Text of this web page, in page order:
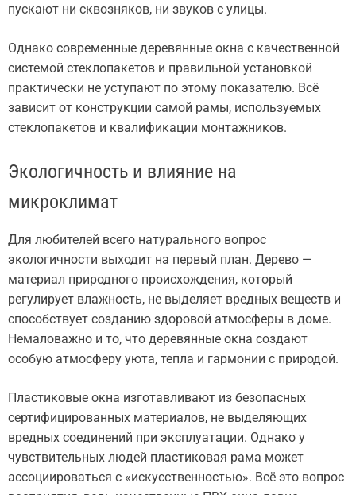
пускают ни сквозняков, ни звуков с улицы.
Однако современные деревянные окна с качественной
системой стеклопакетов и правильной установкой
практически не уступают по этому показателю. Всё
зависит от конструкции самой рамы, используемых
стеклопакетов и квалификации монтажников.
Экологичность и влияние на
микроклимат
Для любителей всего натурального вопрос
экологичности выходит на первый план. Дерево —
материал природного происхождения, который
регулирует влажность, не выделяет вредных веществ и
способствует созданию здоровой атмосферы в доме.
Немаловажно и то, что деревянные окна создают
особую атмосферу уюта, тепла и гармонии с природой.
Пластиковые окна изготавливают из безопасных
сертифицированных материалов, не выделяющих
вредных соединений при эксплуатации. Однако у
чувствительных людей пластиковая рама может
ассоциироваться с «искусственностью». Всё это вопрос